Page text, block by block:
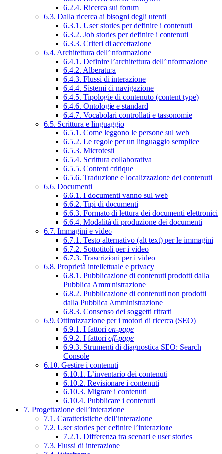
6.2.4. Ricerca sui forum
6.3. Dalla ricerca ai bisogni degli utenti
6.3.1. User stories per definire i contenuti
6.3.2. Job stories per definire i contenuti
6.3.3. Criteri di accettazione
6.4. Architettura dell’informazione
6.4.1. Definire l’architettura dell’informazione
6.4.2. Alberatura
6.4.3. Flussi di interazione
6.4.4. Sistemi di navigazione
6.4.5. Tipologie di contenuto (content type)
6.4.6. Ontologie e standard
6.4.7. Vocabolari controllati e tassonomie
6.5. Scrittura e linguaggio
6.5.1. Come leggono le persone sul web
6.5.2. Le regole per un linguaggio semplice
6.5.3. Microtesti
6.5.4. Scrittura collaborativa
6.5.5. Content critique
6.5.6. Traduzione e localizzazione dei contenuti
6.6. Documenti
6.6.1. I documenti vanno sul web
6.6.2. Tipi di documenti
6.6.3. Formato di lettura dei documenti elettronici
6.6.4. Modalità di produzione dei documenti
6.7. Immagini e video
6.7.1. Testo alternativo (alt text) per le immagini
6.7.2. Sottotitoli per i video
6.7.3. Trascrizioni per i video
6.8. Proprietà intellettuale e privacy
6.8.1. Pubblicazione di contenuti prodotti dalla
Pubblica Amministrazione
6.8.2. Pubblicazione di contenuti non prodotti
dalla Pubblica Amministrazione
6.8.3. Consenso dei soggetti ritratti
6.9. Ottimizzazione per i motori di ricerca (SEO)
6.9.1. I fattori on-page
6.9.2. I fattori off-page
6.9.3. Strumenti di diagnostica SEO: Search
Console
6.10. Gestire i contenuti
6.10.1. L’inventario dei contenuti
6.10.2. Revisionare i contenuti
6.10.3. Migrare i contenuti
6.10.4. Pubblicare i contenuti
7. Progettazione dell’interazione
7.1. Caratteristiche dell’interazione
7.2. User stories per definire l’interazione
7.2.1. Differenza tra scenari e user stories
7.3. Flussi di interazione